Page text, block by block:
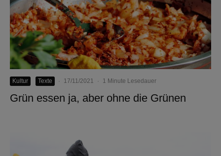
Kultur Texte · 17/11/2021 · 1 Minute Lesedauer
Grün essen ja, aber ohne die Grünen